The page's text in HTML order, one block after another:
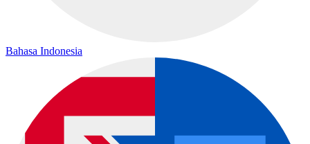
Bahasa Indonesia